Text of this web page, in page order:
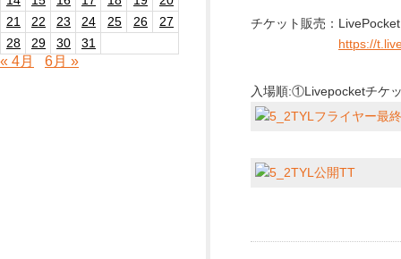
21
22 23 24 25 26
27
28
29 30 31
« 4月 6月 »
チケット販売：LivePocket
https://
入場順:①Livepocketチ